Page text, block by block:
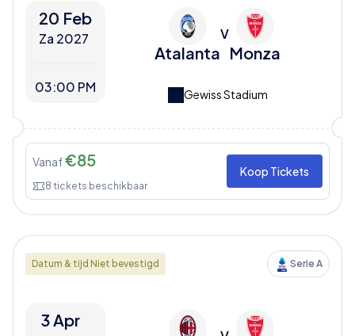
20 Feb
Za 2027
03:00 PM
Atalanta
V
Monza
Gewiss Stadium
Vanaf€85
8 tickets beschikbaar
Koop Tickets
Datum & tijd Niet bevestigd Serie A
3 Apr